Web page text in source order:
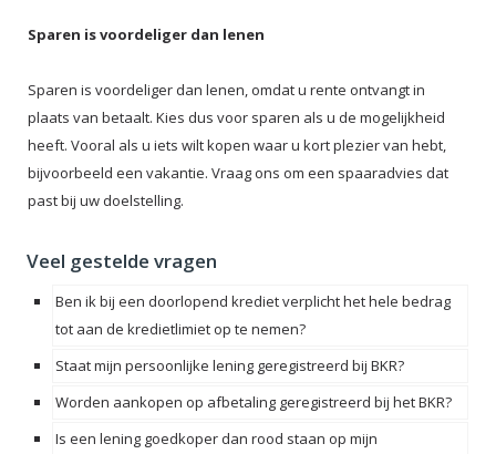
Sparen is voordeliger dan lenen
Sparen is voordeliger dan lenen, omdat u rente ontvangt in
plaats van betaalt. Kies dus voor sparen als u de mogelijkheid
heeft. Vooral als u iets wilt kopen waar u kort plezier van hebt,
bijvoorbeeld een vakantie. Vraag ons om een spaaradvies dat
past bij uw doelstelling.
Veel gestelde vragen
Ben ik bij een doorlopend krediet verplicht het hele bedrag
tot aan de kredietlimiet op te nemen?
Staat mijn persoonlijke lening geregistreerd bij BKR?
Worden aankopen op afbetaling geregistreerd bij het BKR?
Is een lening goedkoper dan rood staan op mijn